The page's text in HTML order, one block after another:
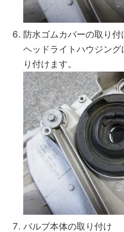
防水ゴムカバーの取り付
ヘッドライトハウジン
り付けます。
バルブ本体の取り付け